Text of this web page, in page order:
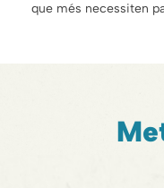
que més necessiten